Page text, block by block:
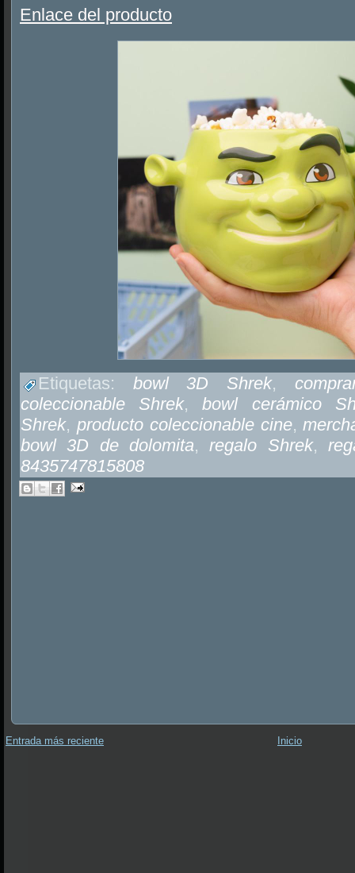
Enlace del producto
Etiquetas: bowl 3D Shrek,
coleccionable Shrek,bowl cerámico
Shrek, producto coleccionable cine,
bowl 3D de dolomita,regalo Shrek,
8435747815808
Entrada más reciente Inicio